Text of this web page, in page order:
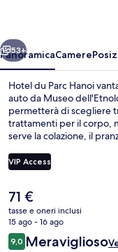
Avanti
53+
PanoramicaCamere
Hotel du Parc Hanoi
auto da Museo
permetterà di scegliere
trattamenti per il corpo,
serve la colazione, il
palestra. Altri viaggiatori
struttura.
VIP Access
Il
prezzo
attuale
è
71 €
71 €
tasse e oneri inclusi
15 ago - 16 ago
Recensioni
9,09,0 su 10
Meraviglioso